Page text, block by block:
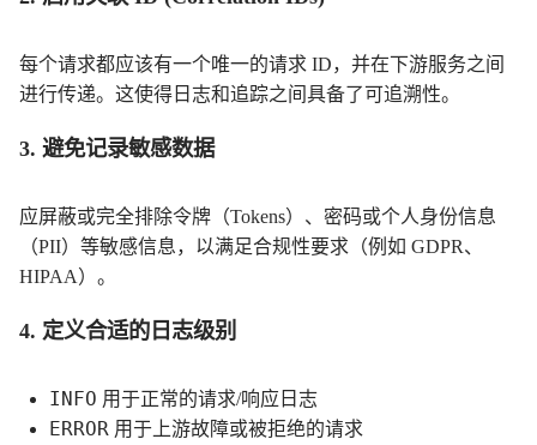
每个请求都应该有一个唯一的请求 ID，并在下游服务之间
进行传递。这使得日志和追踪之间具备了可追溯性。
3. 避免记录敏感数据
应屏蔽或完全排除令牌（Tokens）、密码或个人身份信息
（PII）等敏感信息，以满足合规性要求（例如 GDPR、
HIPAA）。
4. 定义合适的日志级别
INFO 用于正常的请求/响应日志
ERROR 用于上游故障或被拒绝的请求